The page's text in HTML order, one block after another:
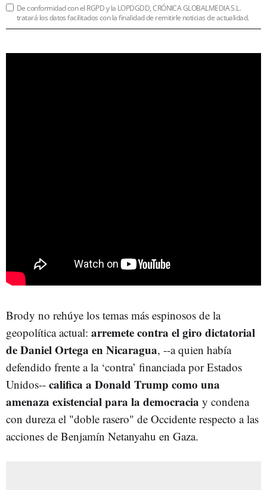
De conformidad con el RGPD y la LOPDGDD, CRÓNICA GLOBALMEDIA S.L.
tratará los datos facilitados con la finalidad de remitirle noticias de actualidad.
Brody no rehúye los temas más espinosos de la
geopolítica actual: arremete contra el giro dictatorial
de Daniel Ortega en Nicaragua, --a quien había
defendido frente a la ‘contra’ financiada por Estados
Unidos-- califica a Donald Trump como una
amenaza existencial para la democracia y condena
con dureza el "doble rasero" de Occidente respecto a las
acciones de Benjamín Netanyahu en Gaza.